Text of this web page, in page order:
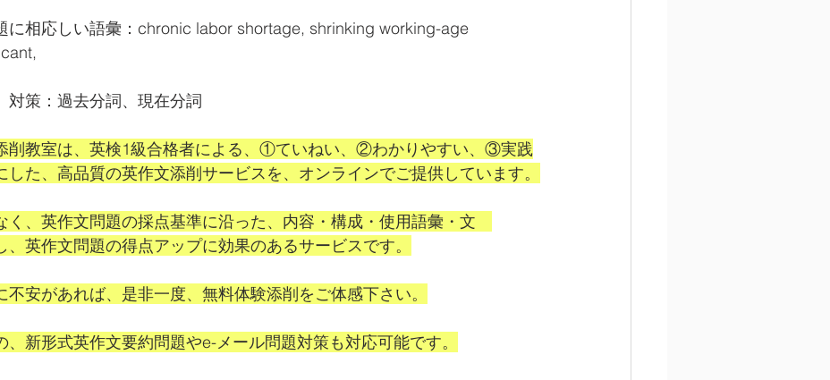
に相応しい語彙：chronic labor shortage, shrinking working-age
対策：過去分詞、現在分詞
削教室は、英検1級合格者による、①ていねい、②わかりやすい、③実践
した、高品質の英作文添削サービスを、オンラインでご提供しています。
く、英作文問題の採点基準に沿った、内容・構成・使用語彙・文
、英作文問題の得点アップに効果のあるサービスです。
不安があれば、是非一度、無料体験添削をご体感下さい。
、新形式英作文要約問題やe-メール問題対策も対応可能です。